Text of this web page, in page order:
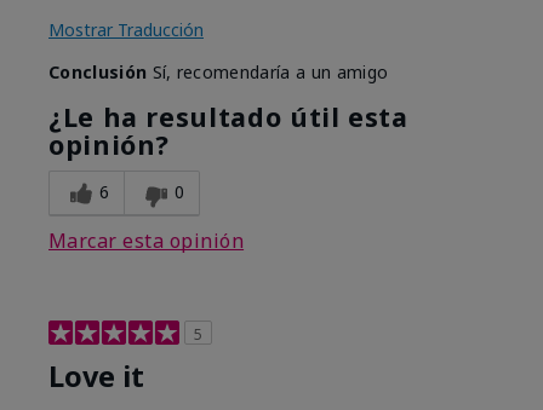
Mostrar Traducción
Conclusión Sí, recomendaría a un amigo
¿Le ha resultado útil esta
opinión?
6 0
Marcar esta opinión
5
Love it